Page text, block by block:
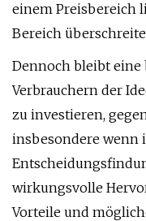
einem Preisbereich
Bereich
Dennoch bleibt
Verbrauchern der
zu investieren,
insbesondere wenn
wirkungsvolle
Vorteile und